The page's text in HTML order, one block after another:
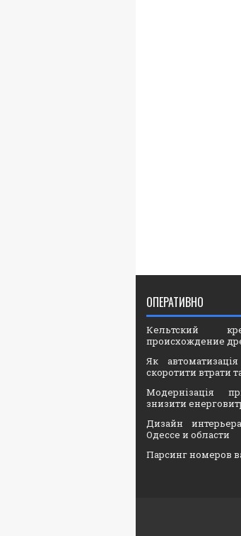
ОПЕРАТИВНО
Кельтский
происхождение
Як
скоротити втрати
Модернізація
знизити
Дизайн
Одессе и области
Парсинг номеров